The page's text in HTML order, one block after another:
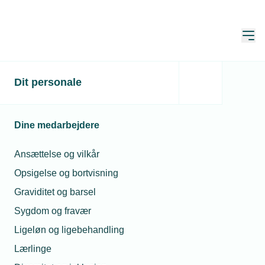
Dit personale
Dine medarbejdere
Ansættelse og vilkår
Opsigelse og bortvisning
Graviditet og barsel
Sygdom og fravær
Ligeløn og ligebehandling
Lærlinge
Fem kvinder bag udsolgt